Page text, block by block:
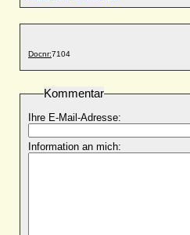
Docnr:7104
Kommentar
Ihre E-Mail-Adresse:
Information an mich: